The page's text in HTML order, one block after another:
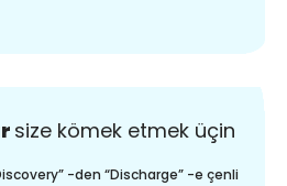
size kömek etmek üçin
-den “Discharge” -e çenli